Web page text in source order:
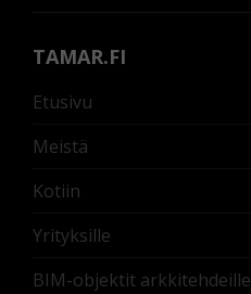
TAMAR.FI
Etusivu
Meistä
Kotiin
Yrityksille
BIM-objektit arkkitehdeille